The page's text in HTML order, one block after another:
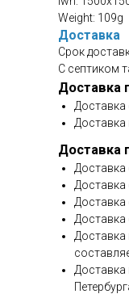
Weight: 109g
Доставка
Срок
С септиком
Доставка
Доставка
Доставка
Доставка
Доставка
Доставка
Доставка
Доставка
Доставка
Доставка